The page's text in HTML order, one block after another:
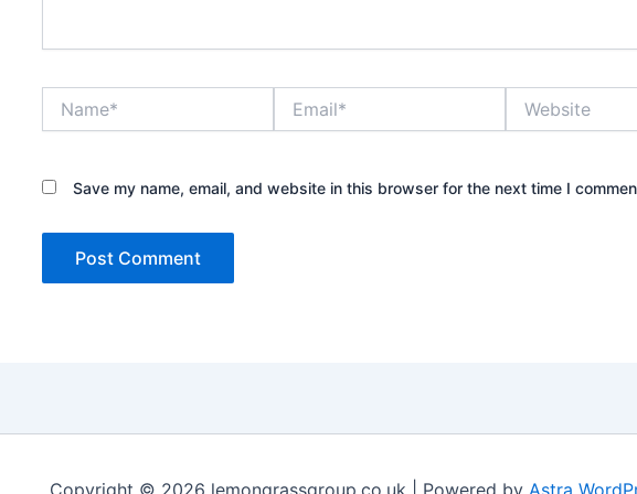
Save my name, email, and website in this browser for the next time I
Copyright © 2026 lemongrassgroup.co.uk | Powered by Astra